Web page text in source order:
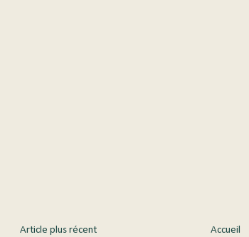
Article plus récent Accueil